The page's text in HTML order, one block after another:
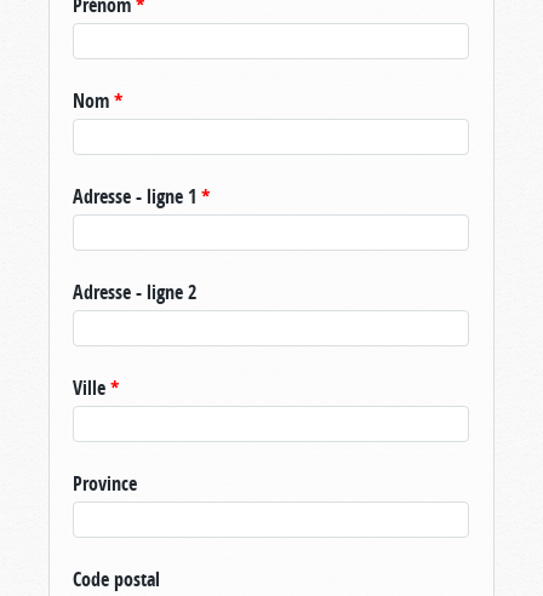
Nom*
Adresse - ligne 1 *
Adresse - ligne 2
Ville*
Province
Code postal